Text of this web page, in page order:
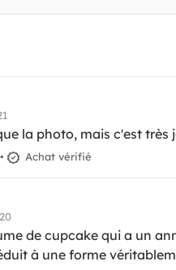
la photo, mais c'est très
• Achat vérifié
de cupcake qui a un
à une forme